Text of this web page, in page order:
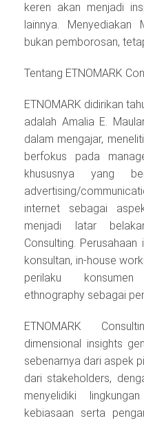
keren akan menjadi
lainnya. Menyediakan
bukan pemborosan,
Tentang ETNOMARK
ETNOMARK didirikan
adalah Amalia E.
dalam mengajar,
berfokus pada
khususnya yang
advertising/
internet sebagai
menjadi latar
Consulting.
konsultan, in-house
perilaku
ethnography sebagai
ETNOMARK
dimensional insights
sebenarnya dari aspek
dari stakeholders,
menyelidiki
kebiasaan serta